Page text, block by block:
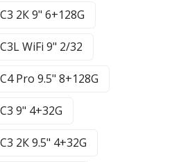
2К 9" 6+128G
WiFi 9" 2/32
Pro 9.5" 8+128G
9" 4+32G
2К 9.5" 4+32G